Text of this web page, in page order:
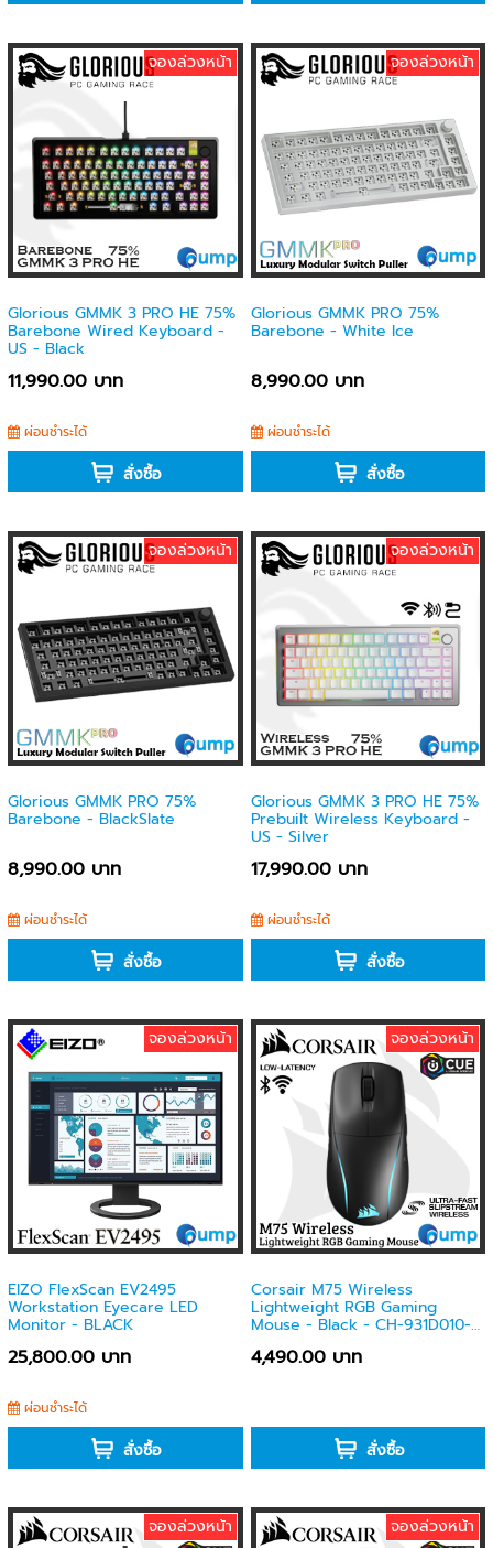
จองล่วงหน้า
Glorious GMMK 3 PRO HE 75%
Barebone Wired Keyboard -
US - Black
11,990.00 บาท
ผ่อนชำระได้
สั่งซื้อ
จองล่วงหน้า
Glorious GMMK PRO 75%
Barebone - White Ice
8,990.00 บาท
ผ่อนชำระได้
สั่งซื้อ
จองล่วงหน้า
Glorious GMMK PRO 75%
Barebone - BlackSlate
8,990.00 บาท
ผ่อนชำระได้
สั่งซื้อ
จองล่วงหน้า
Glorious GMMK 3 PRO HE 75%
Prebuilt Wireless Keyboard -
US - Silver
17,990.00 บาท
ผ่อนชำระได้
สั่งซื้อ
จองล่วงหน้า
EIZO FlexScan EV2495
Workstation Eyecare LED
Monitor - BLACK
25,800.00 บาท
ผ่อนชำระได้
สั่งซื้อ
จองล่วงหน้า
Corsair M75 Wireless
Lightweight RGB Gaming
Mouse - Black - CH-931D010-
4,490.00 บาท
สั่งซื้อ
จองล่วงหน้า จองล่วงหน้า